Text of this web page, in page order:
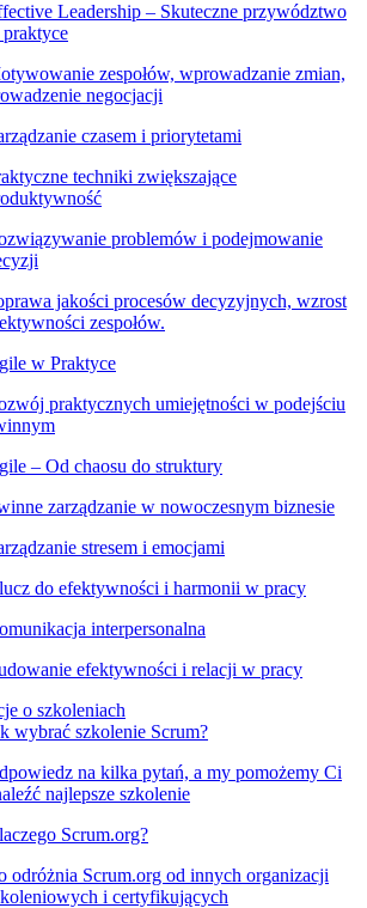
Leadership – Skuteczne przywództwo
zespołów, wprowadzanie zmian,
negocjacji
czasem i priorytetami
techniki zwiększające
problemów i podejmowanie
jakości procesów decyzyjnych, wzrost
zespołów.
w Praktyce
praktycznych umiejętności w podejściu
– Od chaosu do struktury
zarządzanie w nowoczesnym biznesie
stresem i emocjami
do efektywności i harmonii w pracy
interpersonalna
efektywności i relacji w pracy
o szkoleniach
wybrać szkolenie Scrum?
na kilka pytań, a my pomożemy Ci
najlepsze szkolenie
Scrum.org?
odróżnia Scrum.org od innych organizacji
i certyfikujących